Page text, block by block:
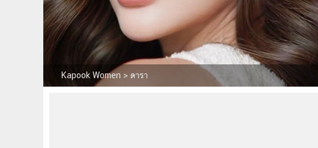
Kapook Women > ดารา